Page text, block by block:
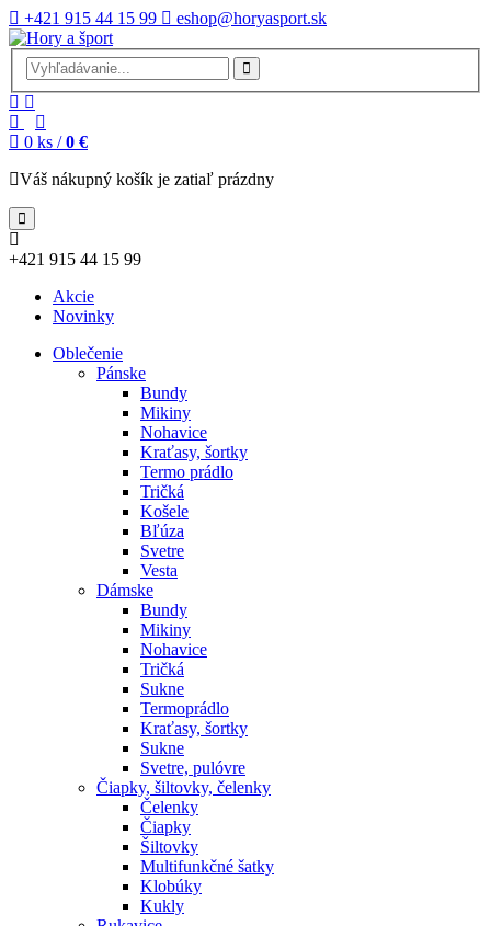
+421 915 44 15 99 eshop@horyasport.sk
0 ks / 0 €
Váš nákupný košík je zatiaľ prázdny
+421 915 44 15 99
Akcie
Novinky
Oblečenie
Pánske
Bundy
Mikiny
Nohavice
Kraťasy, šortky
Termo prádlo
Tričká
Košele
Bľúza
Svetre
Vesta
Dámske
Bundy
Mikiny
Nohavice
Tričká
Sukne
Termoprádlo
Kraťasy, šortky
Sukne
Svetre, pulóvre
Čiapky, šiltovky, čelenky
Čelenky
Čiapky
Šiltovky
Multifunkčné šatky
Klobúky
Kukly